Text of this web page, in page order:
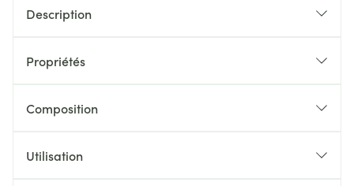
Description
Propriétés
Composition
Utilisation